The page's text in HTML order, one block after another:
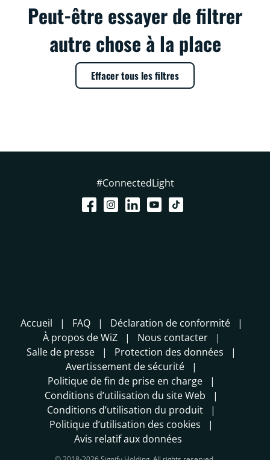
Peut-être essayer de filtrer
autre chose à la place
Effacer tous les filtres
#ConnectedLight
Accueil FAQ
Déclaration de conformité
À propos de WiZ
Nous contacter
Salle de presse
Protection des données
Avertissement de sécurité
Politique de fin de prise en charge
Conditions d’utilisation du site Web
Conditions d’utilisation du produit
Politique d’utilisation des cookies
Avis relatif aux données